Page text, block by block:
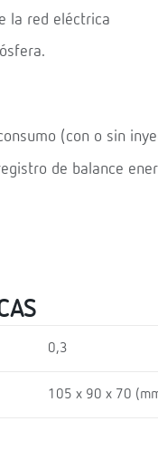
la red eléctrica
(con o sin
de balance
0,3
105 x 90 x 70